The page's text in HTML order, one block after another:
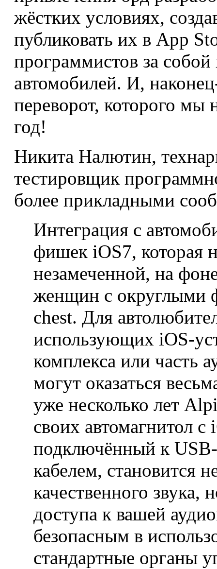
жёстких условиях,
публиковать их в App
программистов за
автомобилей. И,
переворот, которого
год!
Никита Налютин,
тестировщик
более прикладными
Интеграция с
фишек iOS7, которая
незамеченной, на
женщин с округлыми
chest. Для
использующих iOS-
комплекса или часть
могут оказаться
уже несколько лет
своих автомагнитол
подключённый к
кабелем, становится
качественного
доступа к вашей
безопасным в
стандартные органы